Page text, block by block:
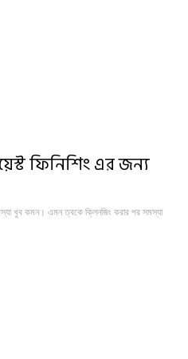
ফিনিশিং এর জন্য
খুব কমন। এমন ত্বকে ক্লিনজিং করার পর সমস্যা